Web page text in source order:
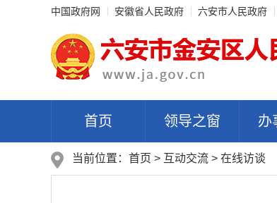
中国政府网 安徽省人民政府 六安市人民政府
首页 领导之窗 办
当前位置： 首页 > 互动交流 > 在线访谈